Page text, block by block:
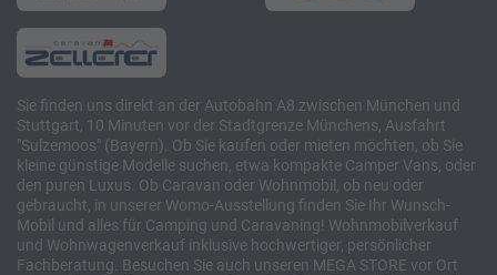
Sie finden uns direkt an der Autobahn A8 zwischen München und
Stuttgart, 10 Minuten vor der Stadtgrenze Münchens, Ausfahrt
"Sulzemoos" (Bayern). Ob Sie kaufen oder mieten möchten, ob Sie
kleine günstige Modelle suchen, etwa kompakte Camper Vans, oder
den puren Luxus. Ob Caravan oder Wohnmobil, ob neu oder
gebraucht, in unserer Womo-Ausstellung finden Sie Ihr Wunsch-
Mobil und alles für Camping und Caravaning! Wohnmobilverkauf
und Wohnwagenverkauf inklusive hochwertiger, persönlicher
Fachberatung. Besuchen Sie auch unseren MEGA STORE vor Ort